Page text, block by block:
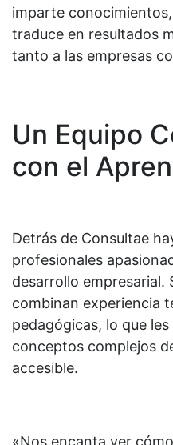
imparte
traduce en resultados
tanto a las empresas
Un Equipo
con el
Detrás de Consultae
profesionales
desarrollo empresarial.
combinan experiencia
pedagógicas, lo que
conceptos complejos
accesible.
«Nos encanta ver